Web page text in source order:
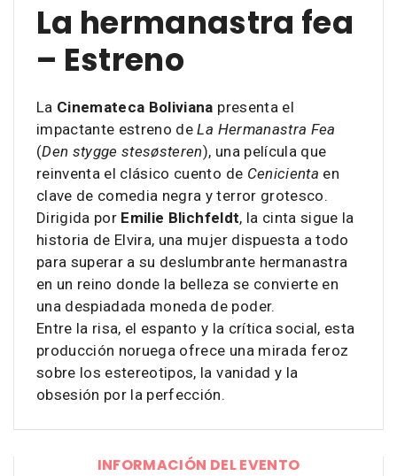
La hermanastra fea
– Estreno
La Cinemateca Boliviana presenta el
impactante estreno deLa Hermanastra Fea
(Den stygge stesøsteren), una película que
reinventa el clásico cuento de Cenicienta en
clave de comedia negra y terror grotesco.
Dirigida por Emilie Blichfeldt, la cinta sigue la
historia de Elvira, una mujer dispuesta a todo
para superar a su deslumbrante hermanastra
en un reino donde la belleza se convierte en
una despiadada moneda de poder.
Entre la risa, el espanto y la crítica social, esta
producción noruega ofrece una mirada feroz
sobre los estereotipos, la vanidad y la
obsesión por la perfección.
INFORMACIÓN DEL EVENTO